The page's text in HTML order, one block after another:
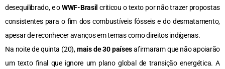
desequilibrado, e oWWF-Brasil criticou o texto por não trazer propostas
consistentes para o fim dos combustíveis fósseis e do desmatamento,
apesar de reconhecer avanços em temas como direitos indígenas.
Na noite de quinta (20),mais de 30 paísesafirmaram que não apoiarão
um texto final que ignore um plano global de transição energética. A